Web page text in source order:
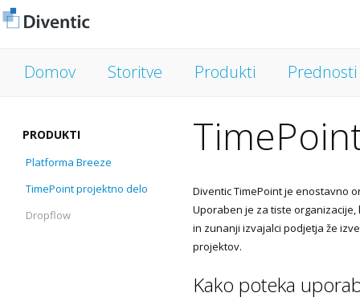
Domov Storitve Produkti
PRODUKTI
Platforma Breeze
TimePoint projektno delo
Dropflow
Diventic TimePoint je enostavno
Uporaben je za tiste
in zunanji izvajalci podjetja že
projektov.
Kako poteka